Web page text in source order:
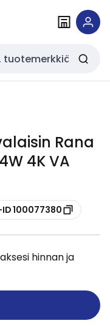
Rana
4K VA
100077380
hinnan ja